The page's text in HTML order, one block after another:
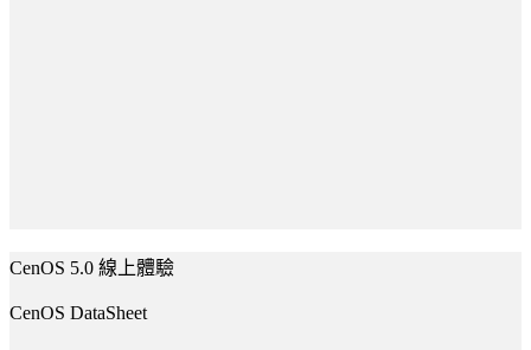
CenOS 5.0 線上體驗
CenOS DataSheet